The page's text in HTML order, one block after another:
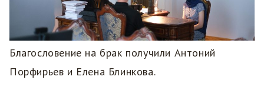
Благословение на брак получили Антоний
Порфирьев и Елена Блинкова.